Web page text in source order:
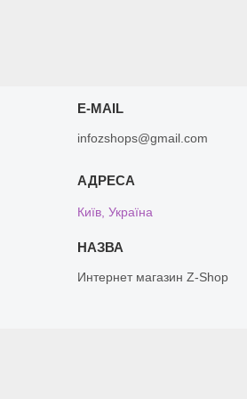
E-MAIL
infozshops@gmail.com
Київ, Україна
Интернет магазин Z-Shop